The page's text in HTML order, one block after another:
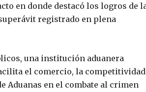
en donde destacó los logros de
registrado en plena
una institución aduanera
el comercio, la
Aduanas en el combate al crimen